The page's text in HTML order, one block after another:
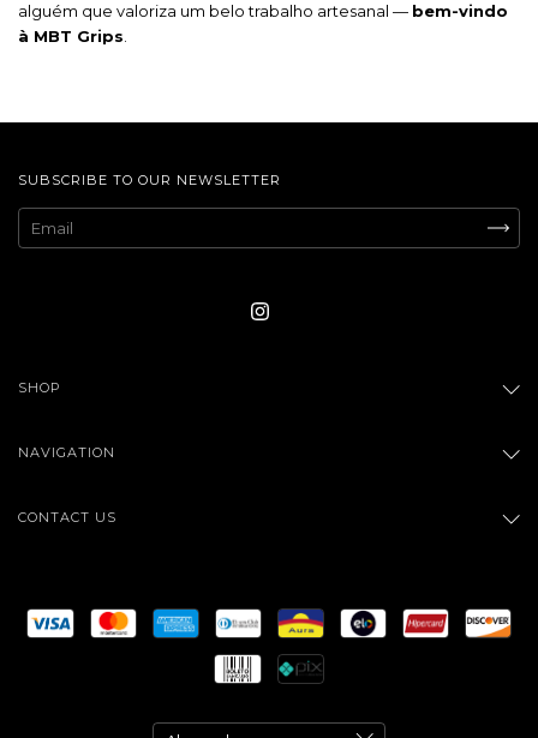
alguém que valoriza um belo trabalho artesanal — bem-vindo
à MBT Grips
SUBSCRIBE TO OUR NEWSLETTER
SHOP
NAVIGATION
CONTACT US